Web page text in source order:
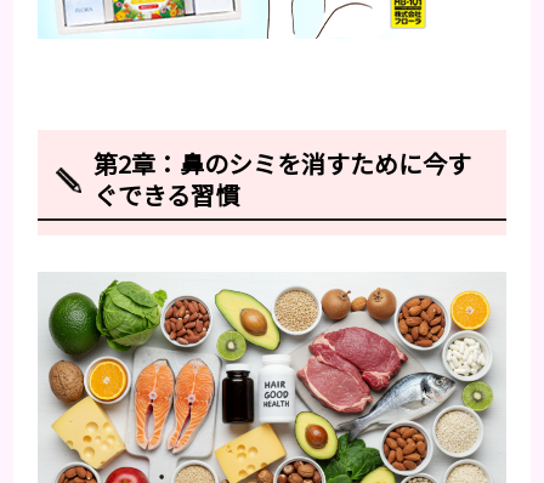
第2章：鼻のシミを消すために今す
ぐできる習慣